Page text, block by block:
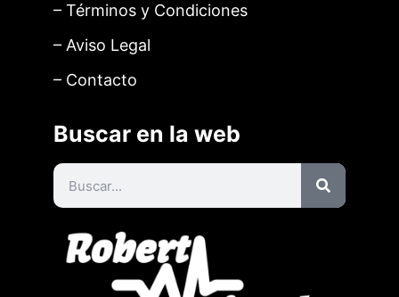
– Términos y Condiciones
– Aviso Legal
– Contacto
Buscar en la web